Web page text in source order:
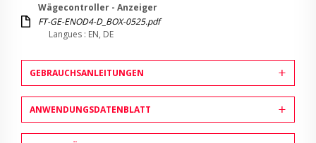
Wägecontroller - Anzeiger
FT-GE-ENOD4-D_BOX-0525.pdf
Langues : EN, DE
GEBRAUCHSANLEITUNGEN
ANWENDUNGSDATENBLATT